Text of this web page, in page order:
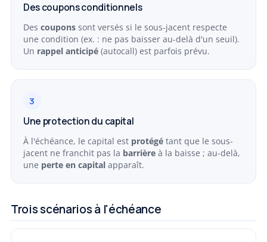
Des coupons conditionnels
Des couponssont versés si le sous-jacent respecte
une condition (ex. : ne pas baisser au-delà d'un seuil).
Un rappel anticipé(autocall) est parfois prévu.
3
Une protection du capital
À l'échéance, le capital est protégétant que le sous-
jacent ne franchit pas la barrièreà la baisse ; au-delà,
une perte en capitalapparaît.
Trois scénarios à l'échéance